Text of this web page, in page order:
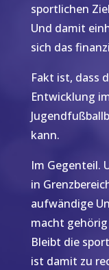
sportlichen
Und damit
sich das
Fakt ist, dass
Entwicklung
kann.
Im Gegenteil.
in
aufwändige
macht
Bleibt die
ist damit zu